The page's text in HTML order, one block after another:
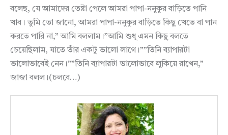
বলেছ, যে আমাদের তেষ্টা পেলে আমরা পাপা-ননুকুর বাড়িতে পানি
খাব। তুমি তো জানো, আমরা পাপা-ননুকুর বাড়িতে কিছু খেতে বা পান
করতে পারি না,” আমি বললাম।”আমি শুধু এমন কিছু বলতে
চেয়েছিলাম, যাতে তাঁর একটু ভালো লাগে।””তিনি ব্যাপারটা
ভালোভাবেই নেন।””তিনি ব্যাপারটা ভালোভাবে লুকিয়ে রাখেন,”
জাজা বলল।(চলবে…)